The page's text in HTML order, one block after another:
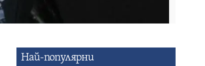
Най-популярни